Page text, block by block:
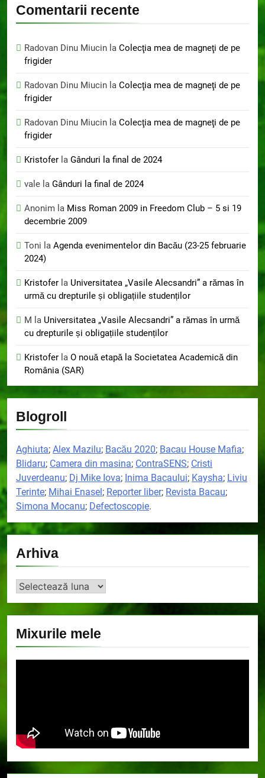
Comentarii recente
Radovan Dinu Miucin la Colecţia mea de magneţi de pe
frigider
Radovan Dinu Miucin la Colecţia mea de magneţi de pe
frigider
Radovan Dinu Miucin la Colecţia mea de magneţi de pe
frigider
Kristofer la Gânduri la final de 2024
vale la Gânduri la final de 2024
Anonim la Miss Roman 2009 in Freedom Club – 5 si 19
decembrie 2009
Toni la Agenda evenimentelor din Bacău (23-25 februarie
2024)
Kristofer la Universitatea „Vasile Alecsandri” a rămas în
urmă cu drepturile și obligațiile studenților
M la Universitatea „Vasile Alecsandri” a rămas în urmă
cu drepturile și obligațiile studenților
Kristofer la O nouă etapă la Societatea Academică din
România (SAR)
Blogroll
Aghiuta; Alex Mazilu; Bacău 2020; Bacau House Mafia;
Blidaru; Camera din masina; ContraSENS; Cristi
Juverdeanu; Dj Mike Iova; Inima Bacaului; Kaysha; Liviu
Terinte; Mihai Enasel; Reporter liber; Revista Bacau;
Simona Mocanu; Defectoscopie.
Arhiva
Arhiva
Mixurile mele